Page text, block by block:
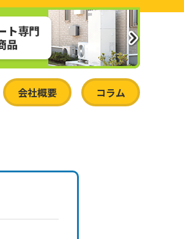
会社概要 コラム